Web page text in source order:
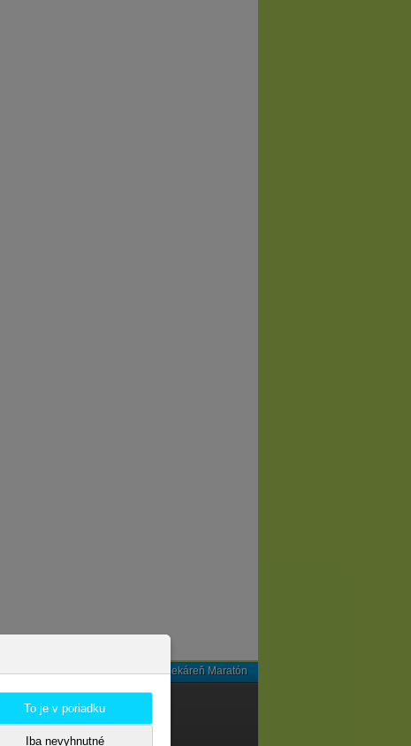
To je v poriadku
Iba nevyhnutné
© 2026 - Lekáreň Maratón
SLUŽBA ZÁKAZNÍKOM